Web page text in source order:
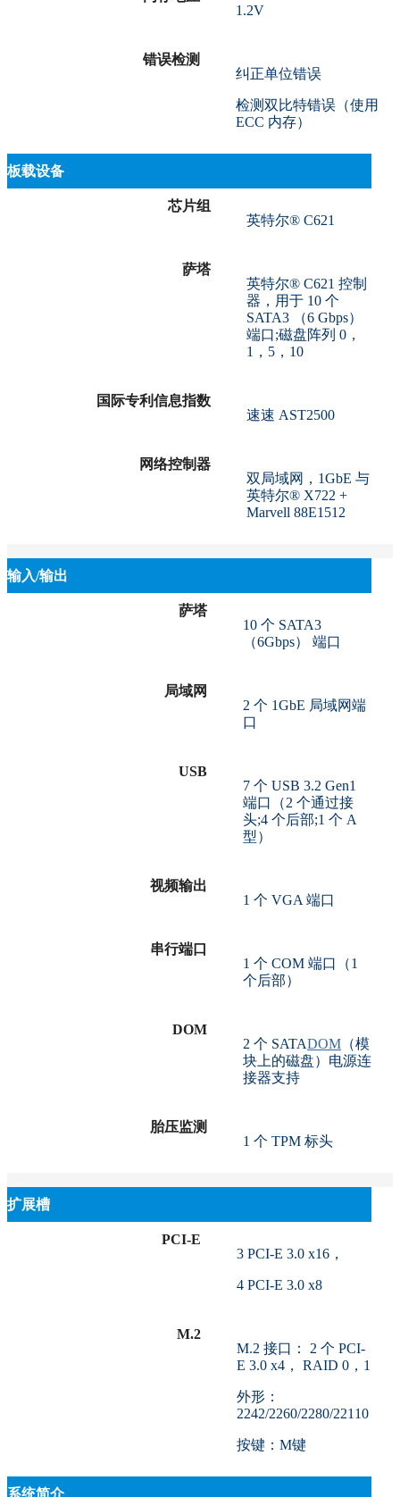
1.2V
错误检测
纠正单位错误
检测双比特错误（使用
ECC 内存）
板载设备
芯片组
英特尔® C621
萨塔
英特尔® C621 控制
器，用于 10 个
SATA3 （6 Gbps）
端口;磁盘阵列 0，
1，5，10
国际专利信息指数
速速 AST2500
网络控制器
双局域网，1GbE 与
英特尔® X722 +
Marvell 88E1512
输入/输出
萨塔
10 个 SATA3
（6Gbps） 端口
局域网
2 个 1GbE 局域网端
口
USB
7 个 USB 3.2 Gen1
端口（2 个通过接
头;4 个后部;1 个 A
型）
视频输出
1 个 VGA 端口
串行端口
1 个 COM 端口（1
个后部）
DOM
2 个 SATADOM （模
块上的磁盘）电源连
接器支持
胎压监测
1 个 TPM 标头
扩展槽
PCI-E
3 PCI-E 3.0 x16，
4 PCI-E 3.0 x8
M.2
M.2 接口： 2 个 PCI-
E 3.0 x4， RAID 0，1
外形：
2242/2260/2280/22110
按键：M键